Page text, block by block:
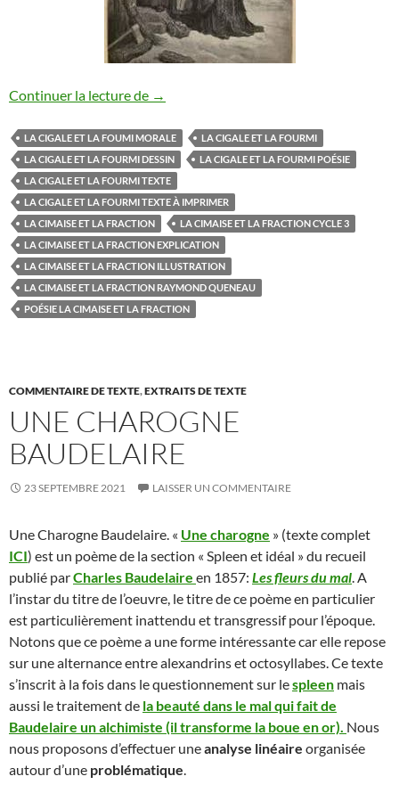
Continuer la lecture de La cigale et la fourmi
→
LA CIGALE ET LA FOUMI MORALE
LA CIGALE ET LA FOURMI
LA CIGALE ET LA FOURMI DESSIN
LA CIGALE ET LA FOURMI POÉSIE
LA CIGALE ET LA FOURMI TEXTE
LA CIGALE ET LA FOURMI TEXTE À IMPRIMER
LA CIMAISE ET LA FRACTION
LA CIMAISE ET LA FRACTION CYCLE 3
LA CIMAISE ET LA FRACTION EXPLICATION
LA CIMAISE ET LA FRACTION ILLUSTRATION
LA CIMAISE ET LA FRACTION RAYMOND QUENEAU
POÉSIE LA CIMAISE ET LA FRACTION
COMMENTAIRE DE TEXTE,EXTRAITS DE TEXTE
UNE CHAROGNE
BAUDELAIRE
23 SEPTEMBRE 2021 LAISSER UN COMMENTAIRE
Une Charogne Baudelaire. « Une charogne » (texte complet
ICI) est un poème de la section « Spleen et idéal » du recueil
publié parCharles Baudelaire en 1857: Les fleurs du mal. A
l’instar du titre de l’oeuvre, le titre de ce poème en particulier
est particulièrement inattendu et transgressif pour l’époque.
Notons que ce poème a une forme intéressante car elle repose
sur une alternance entre alexandrins et octosyllabes. Ce texte
s’inscrit à la fois dans le questionnement sur lespleen mais
aussi le traitement de la beauté dans le mal qui fait de
Baudelaire un alchimiste (il transforme la boue en or). Nous
nous proposons d’effectuer uneanalyse linéaire organisée
autour d’une problématique.